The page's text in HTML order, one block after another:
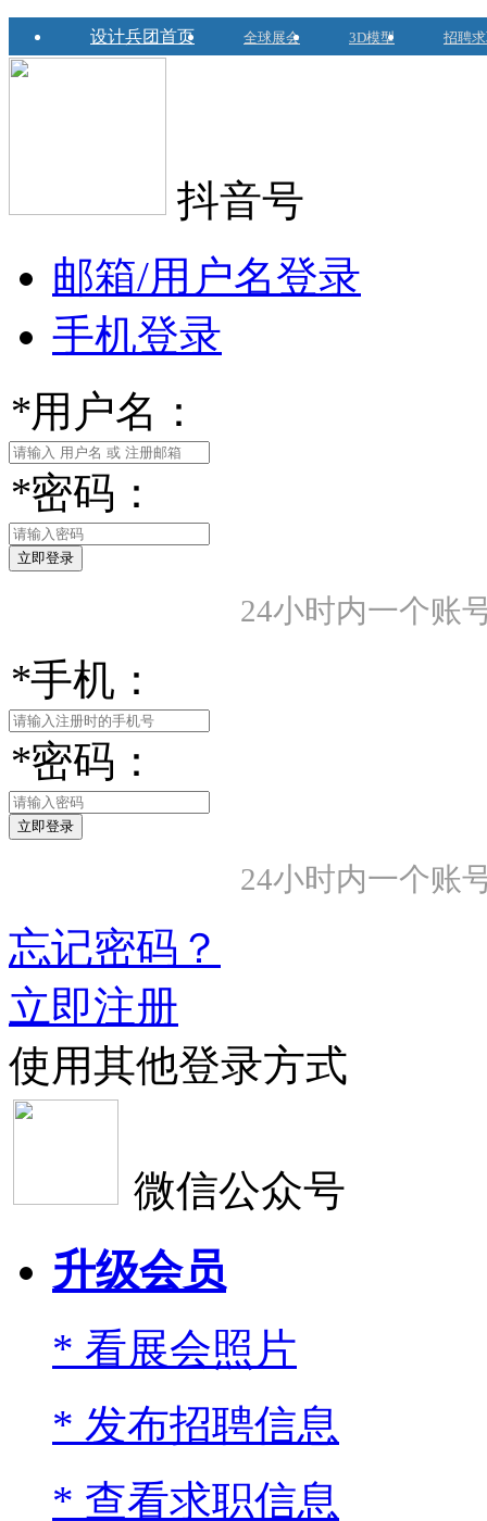
设计兵团首页 全球展会 3D模型 招聘
抖音号
邮箱/用户名登录
手机登录
*用户名：
*密码：
24小时内一个账
*手机：
*密码：
24小时内一个账
忘记密码？
立即注册
使用其他登录方式
微信公众号
升级会员
* 看展会照片
* 发布招聘信息
* 查看求职信息